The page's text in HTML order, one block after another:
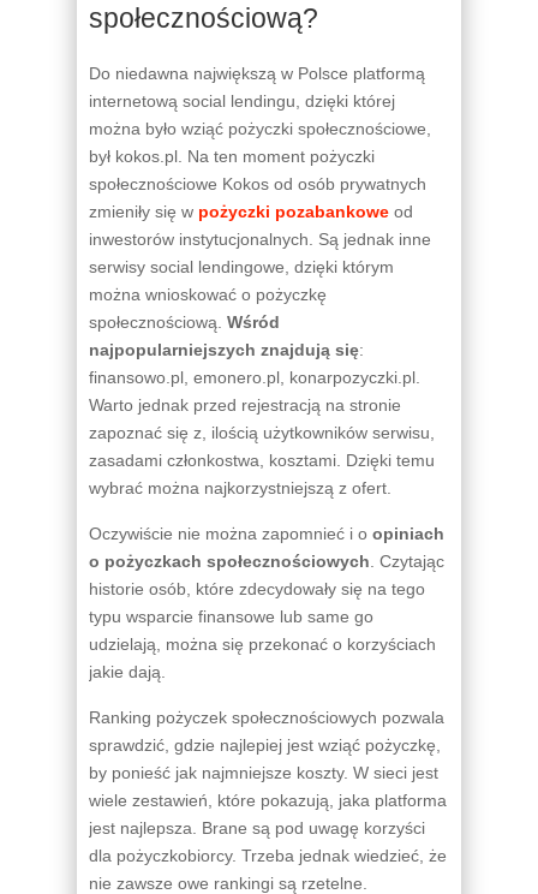
społecznościową?
Do niedawna największą w Polsce platformą
internetową social lendingu, dzięki której
można było wziąć pożyczki społecznościowe,
był kokos.pl. Na ten moment pożyczki
społecznościowe Kokos od osób prywatnych
zmieniły się w pożyczki pozabankowe od
inwestorów instytucjonalnych. Są jednak inne
serwisy social lendingowe, dzięki którym
można wnioskować o pożyczkę
społecznościową. Wśród
najpopularniejszych znajdują się:
finansowo.pl, emonero.pl, konarpozyczki.pl.
Warto jednak przed rejestracją na stronie
zapoznać się z, ilością użytkowników serwisu,
zasadami członkostwa, kosztami. Dzięki temu
wybrać można najkorzystniejszą z ofert.
Oczywiście nie można zapomnieć i o opiniach
o pożyczkach społecznościowych . Czytając
historie osób, które zdecydowały się na tego
typu wsparcie finansowe lub same go
udzielają, można się przekonać o korzyściach
jakie dają.
Ranking pożyczek społecznościowych pozwala
sprawdzić, gdzie najlepiej jest wziąć pożyczkę,
by ponieść jak najmniejsze koszty. W sieci jest
wiele zestawień, które pokazują, jaka platforma
jest najlepsza. Brane są pod uwagę korzyści
dla pożyczkobiorcy. Trzeba jednak wiedzieć, że
nie zawsze owe rankingi są rzetelne.